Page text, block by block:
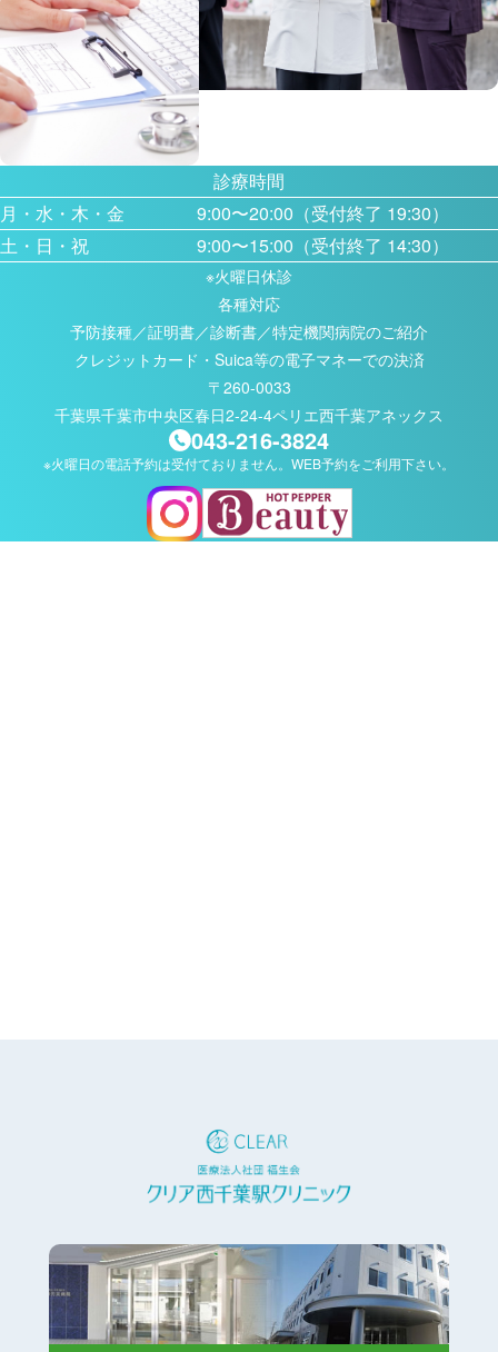
診療時間
月・水・木・金
9:00〜20:00（受付終了 19:30）
土・日・祝
9:00〜15:00（受付終了 14:30）
※火曜日休診
各種対応
予防接種／証明書／診断書／特定機関病院のご紹介
クレジットカード・Suica等の電子マネーでの決済
〒260-0033
千葉県千葉市中央区春日2-24-4ペリエ西千葉アネックス
043-216-3824
※火曜日の電話予約は受付ておりません。WEB予約をご利用下さい。